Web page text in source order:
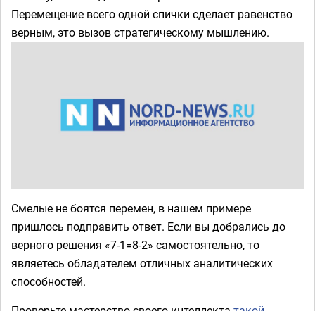
Перемещение всего одной спички сделает равенство
верным, это вызов стратегическому мышлению.
Смелые не боятся перемен, в нашем примере
пришлось подправить ответ. Если вы добрались до
верного решения «7-1=8-2» самостоятельно, то
являетесь обладателем отличных аналитических
способностей.